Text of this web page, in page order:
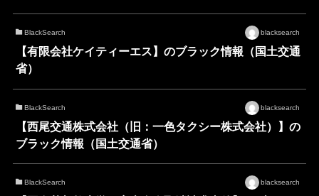
BlackSearch blacksearch
【有限会社ケイティーエス】のブラック情報（国土交通
省）
BlackSearch blacksearch
【西尾交通株式会社（旧：一色タクシー株式会社）】の
ブラック情報（国土交通省）
BlackSearch blacksearch